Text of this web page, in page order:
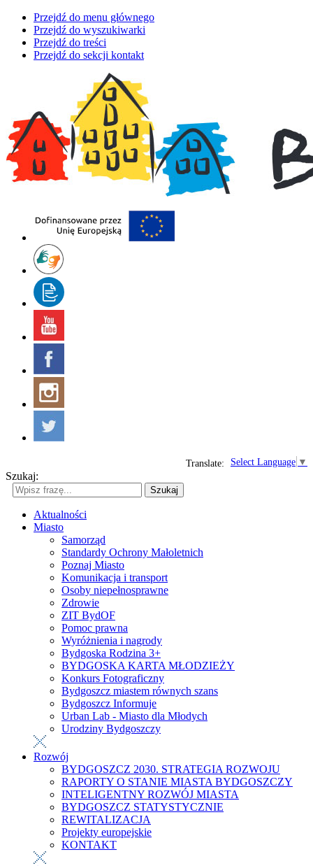
Przejdź do menu głównego
Przejdź do wyszukiwarki
Przejdź do treści
Przejdź do sekcji kontakt
Select Language ▼
Translate:
Szukaj:
Szukaj
Aktualności
Miasto
Samorząd
Standardy Ochrony Małoletnich
Poznaj Miasto
Komunikacja i transport
Osoby niepełnosprawne
Zdrowie
ZIT BydOF
Pomoc prawna
Wyróżnienia i nagrody
Bydgoska Rodzina 3+
BYDGOSKA KARTA MŁODZIEŻY
Konkurs Fotograficzny
Bydgoszcz miastem równych szans
Bydgoszcz Informuje
Urban Lab - Miasto dla Młodych
Urodziny Bydgoszczy
Rozwój
BYDGOSZCZ 2030. STRATEGIA ROZWOJU
RAPORTY O STANIE MIASTA BYDGOSZCZY
INTELIGENTNY ROZWÓJ MIASTA
BYDGOSZCZ STATYSTYCZNIE
REWITALIZACJA
Projekty europejskie
KONTAKT